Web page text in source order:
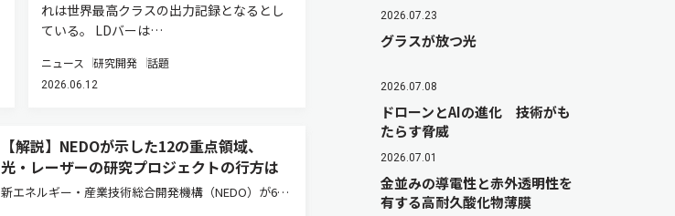
れは世界最高クラスの出力記録となるとし
ている。 LDバーは…
ニュース 研究開発 話題
2026.06.12
【解説】NEDOが示した12の重点領域、
光・レーザーの研究プロジェクトの行方は
新エネルギー・産業技術総合開発機構（NEDO）が6月
2026.07.23
グラスが放つ光
2026.07.08
ドローンとAIの進化 技術がも
たらす脅威
2026.07.01
金並みの導電性と赤外透明性を
有する高耐久酸化物薄膜